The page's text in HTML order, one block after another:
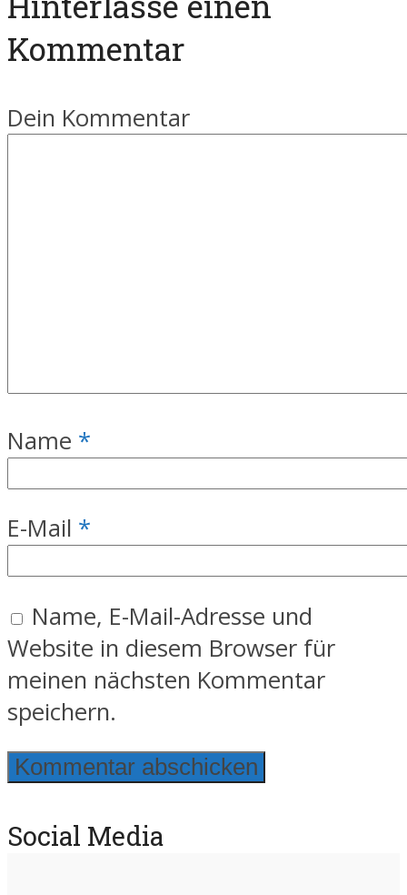
Kommentar
Dein Kommentar
Name *
E-Mail *
Name, E-Mail-Adresse und
Website in diesem Browser für
meinen nächsten Kommentar
speichern.
Social Media